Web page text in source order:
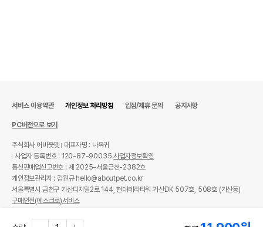
서비스 이용약관 개인정보 처리방침 입점/제휴 문의 공지사항
PC버전으로 보기
주식회사 어바웃펫
대표자명 : 나옥귀
사업자 등록번호 : 120-87-90035사업자정보확인
통신판매업신고번호 : 제 2025-서울금천-2382호
개인정보관리자 : 김원규 hello@aboutpet.co.kr
서울특별시 금천구 가산디지털2로 144, 현대테라타워 가산DK 507호, 508호 (가산동)
구매안전(에스크로)서비스